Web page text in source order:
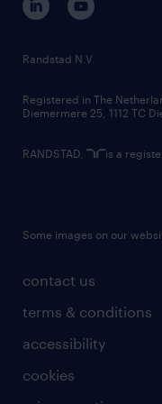
randstad innovation
country websites
contact us
terms & conditions
accessibility
cookies
Randstad N.V.
Registered in The
Diemermere 25, 1112 TC
RANDSTAD, is a
Some images on our